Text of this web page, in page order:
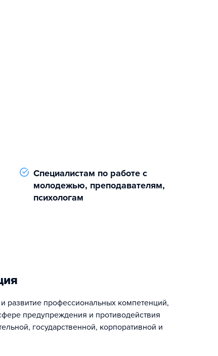
Специалистам по работе с
молодежью, преподавателям,
психологам
профессиональных компетенций,
предупреждения и противодействия
государственной, корпоративной и